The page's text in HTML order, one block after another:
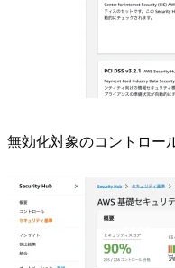
無効化対象のコントロー